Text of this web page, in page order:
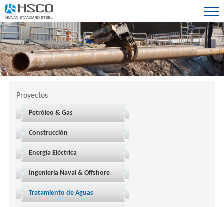
Proyectos
Petróleo & Gas
Construcción
Energía Eléctrica
Ingeniería Naval & Offshore
Tratamiento de Aguas